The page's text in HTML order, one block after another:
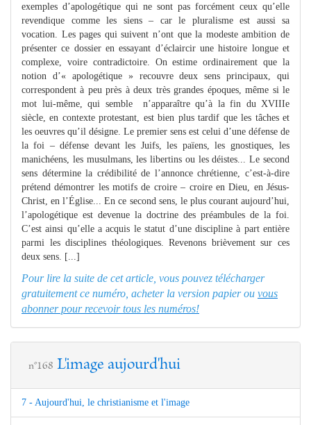
exemples d’apologétique qui ne sont pas forcément ceux qu’elle
revendique comme les siens – car le pluralisme est aussi sa
vocation. Les pages qui suivent n’ont que la modeste ambition de
présenter ce dossier en essayant d’éclaircir une histoire longue et
complexe, voire contradictoire. On estime ordinairement que la
notion d’« apologétique » recouvre deux sens principaux, qui
correspondent à peu près à deux très grandes époques, même si le
mot lui-même, qui semble n’apparaître qu’à la fin du XVIIIe
siècle, en contexte protestant, est bien plus tardif que les tâches et
les oeuvres qu’il désigne. Le premier sens est celui d’une défense de
la foi – défense devant les Juifs, les païens, les gnostiques, les
manichéens, les musulmans, les libertins ou les déistes... Le second
sens détermine la crédibilité de l’annonce chrétienne, c’est-à-dire
prétend démontrer les motifs de croire – croire en Dieu, en Jésus-
Christ, en l’Église... En ce second sens, le plus courant aujourd’hui,
l’apologétique est devenue la doctrine des préambules de la foi.
C’est ainsi qu’elle a acquis le statut d’une discipline à part entière
parmi les disciplines théologiques. Revenons brièvement sur ces
deux sens. [...]
Pour lire la suite de cet article, vous pouvez télécharger
gratuitement ce numéro, acheter la version papier ou vous
abonner pour recevoir tous les numéros!
n°168 L'image aujourd'hui
7 - Aujourd'hui, le christianisme et l'image